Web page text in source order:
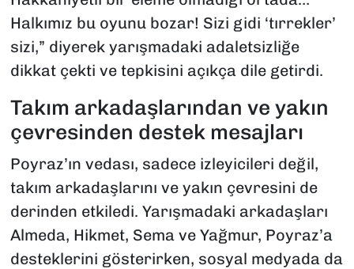
Halkımız bu oyunu bozar! Sizi gidi ‘tırrekler’
sizi,” diyerek yarışmadaki adaletsizliğe
dikkat çekti ve tepkisini açıkça dile getirdi.
Takım arkadaşlarından ve yakın
çevresinden destek mesajları
Poyraz’ın vedası, sadece izleyicileri değil,
takım arkadaşlarını ve yakın çevresini de
derinden etkiledi. Yarışmadaki arkadaşları
Almeda, Hikmet, Sema ve Yağmur, Poyraz’a
desteklerini gösterirken, sosyal medyada da